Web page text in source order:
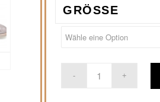
GRÖSSE